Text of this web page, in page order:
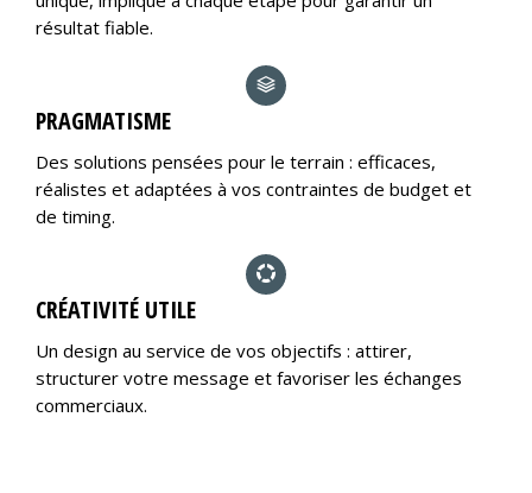
résultat fiable.
PRAGMATISME
Des solutions pensées pour le terrain : efficaces,
réalistes et adaptées à vos contraintes de budget et
de timing.
CRÉATIVITÉ UTILE
Un design au service de vos objectifs : attirer,
structurer votre message et favoriser les échanges
commerciaux.